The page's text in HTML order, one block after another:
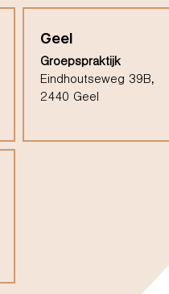
Geel
Groepspraktijk
Eindhoutseweg 39B,
2440 Geel